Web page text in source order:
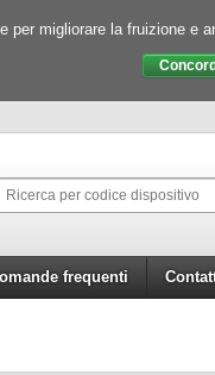
per migliorare la fruizione e
frequenti